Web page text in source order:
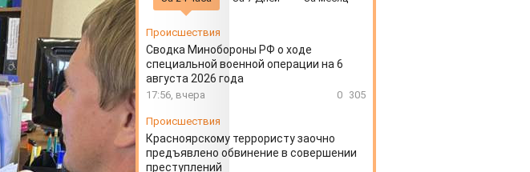
Происшествия
Сводка Минобороны РФ о ходе
специальной военной операции на 6
августа 2026 года
17:56, вчера 0 305
Происшествия
Красноярскому террористу заочно
предъявлено обвинение в совершении
преступлений